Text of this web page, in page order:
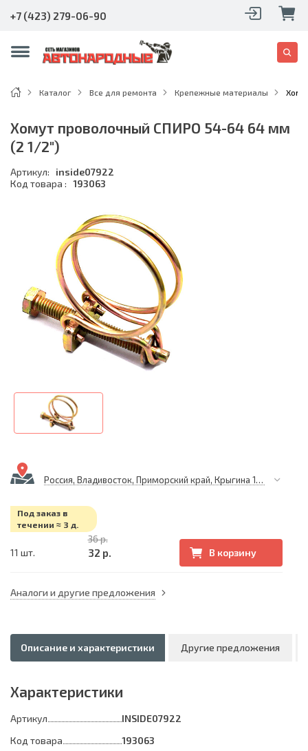
+7 (423) 279-06-90
Каталог Все для ремонта Крепежные материалы
Хомут проволочный СПИРО 54-64 64 мм
(2 1/2")
Артикул:
inside07922
Код товара : 193063
Россия, Владивосток, Приморский край, Крыгина 105
Под заказ в
течении ≈ 3 д.
11 шт.
36 р.
32 р. В корзину
Аналоги и другие предложения
Описание и характеристики Другие предложения
Характеристики
Артикул
INSIDE07922
Код товара
193063